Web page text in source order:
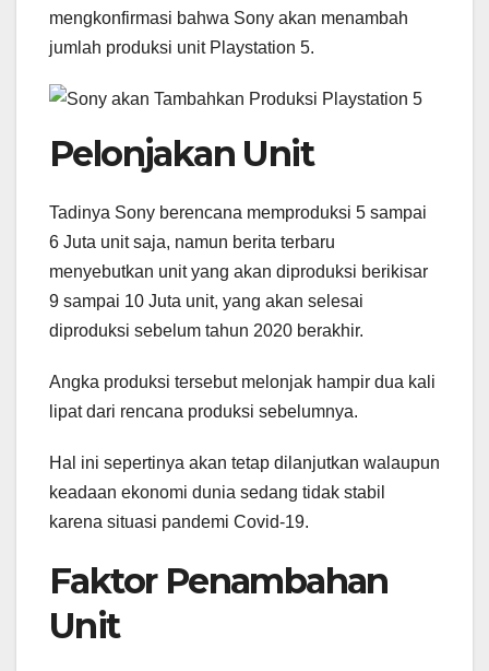
mengkonfirmasi bahwa Sony akan menambah
jumlah produksi unit Playstation 5.
Pelonjakan Unit
Tadinya Sony berencana memproduksi 5 sampai
6 Juta unit saja, namun berita terbaru
menyebutkan unit yang akan diproduksi berikisar
9 sampai 10 Juta unit, yang akan selesai
diproduksi sebelum tahun 2020 berakhir.
Angka produksi tersebut melonjak hampir dua kali
lipat dari rencana produksi sebelumnya.
Hal ini sepertinya akan tetap dilanjutkan walaupun
keadaan ekonomi dunia sedang tidak stabil
karena situasi pandemi Covid-19.
Faktor Penambahan
Unit